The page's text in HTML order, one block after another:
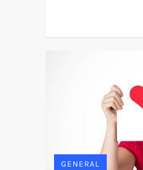
GENERAL